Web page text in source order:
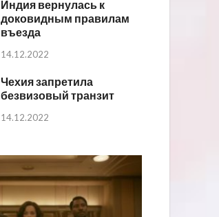
Индия вернулась к
доковидным правилам
въезда
14.12.2022
Чехия запретила
безвизовый транзит
14.12.2022